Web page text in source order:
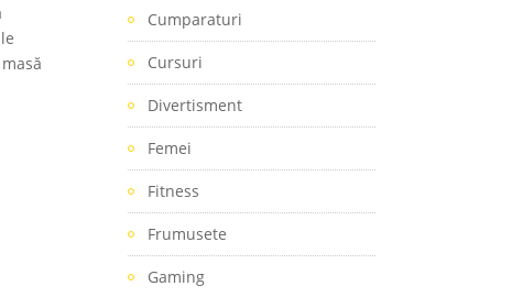
Cumparaturi
Cursuri
Divertisment
Femei
Fitness
Frumusete
Gaming